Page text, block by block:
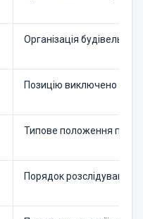
Організація
Позицію виключено
Типове положення про
Порядок розслідування